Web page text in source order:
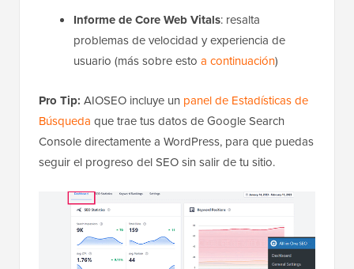
Informe de Core Web Vitals: resalta
problemas de velocidad y experiencia de
usuario (más sobre esto a continuación)
Pro Tip: AIOSEO incluye un panel de Estadísticas de
Búsqueda que trae tus datos de Google Search
Console directamente a WordPress, para que puedas
seguir el progreso del SEO sin salir de tu sitio.